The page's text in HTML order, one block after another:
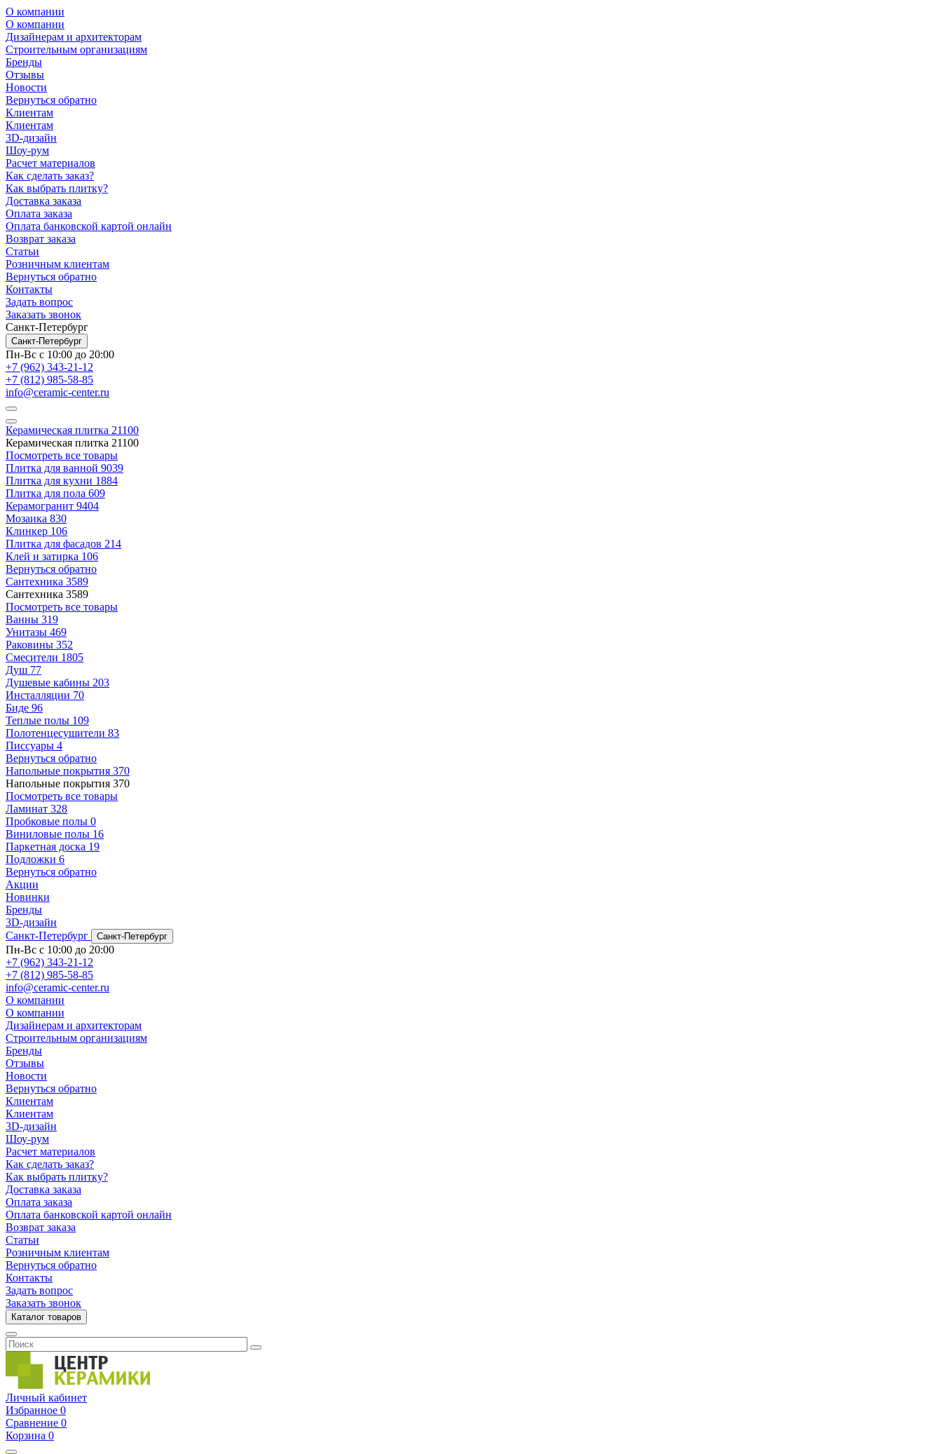
О компании
О компании
Дизайнерам и архитекторам
Строительным организациям
Бренды
Отзывы
Новости
Вернуться обратно
Клиентам
Клиентам
3D-дизайн
Шоу-рум
Расчет материалов
Как сделать заказ?
Как выбрать плитку?
Доставка заказа
Оплата заказа
Оплата банковской картой онлайн
Возврат заказа
Статьи
Розничным клиентам
Вернуться обратно
Контакты
Задать вопрос
Заказать звонок
Санкт-Петербург
Санкт-Петербург
Пн-Вс с 10:00 до 20:00
+7 (962) 343-21-12
+7 (812) 985-58-85
info@ceramic-center.ru
Керамическая плитка 21100
Керамическая плитка 21100
Посмотреть все товары
Плитка для ванной 9039
Плитка для кухни 1884
Плитка для пола 609
Керамогранит 9404
Мозаика 830
Клинкер 106
Плитка для фасадов 214
Клей и затирка 106
Вернуться обратно
Сантехника 3589
Сантехника 3589
Посмотреть все товары
Ванны 319
Унитазы 469
Раковины 352
Смесители 1805
Душ 77
Душевые кабины 203
Инсталляции 70
Биде 96
Теплые полы 109
Полотенцесушители 83
Писсуары 4
Вернуться обратно
Напольные покрытия 370
Напольные покрытия 370
Посмотреть все товары
Ламинат 328
Пробковые полы 0
Виниловые полы 16
Паркетная доска 19
Подложки 6
Вернуться обратно
Акции
Новинки
Бренды
3D-дизайн
Санкт-Петербург
Санкт-Петербург
Пн-Вс с 10:00 до 20:00
+7 (962) 343-21-12
+7 (812) 985-58-85
info@ceramic-center.ru
О компании
О компании
Дизайнерам и архитекторам
Строительным организациям
Бренды
Отзывы
Новости
Вернуться обратно
Клиентам
Клиентам
3D-дизайн
Шоу-рум
Расчет материалов
Как сделать заказ?
Как выбрать плитку?
Доставка заказа
Оплата заказа
Оплата банковской картой онлайн
Возврат заказа
Статьи
Розничным клиентам
Вернуться обратно
Контакты
Задать вопрос
Заказать звонок
Каталог товаров
Личный кабинет
Избранное 0
Сравнение 0
Корзина 0